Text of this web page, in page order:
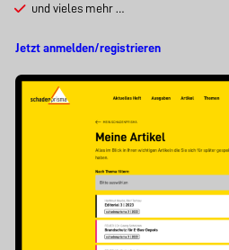
und vieles mehr …
Jetzt anmelden/registrieren